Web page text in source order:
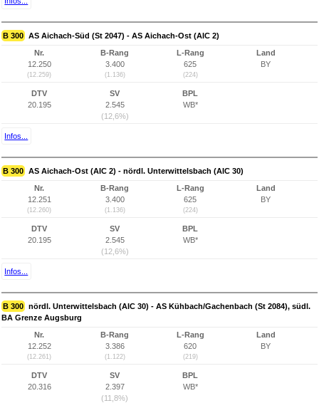
B 300 AS Aichach-Süd (St 2047) - AS Aichach-Ost (AIC 2)
Nr.
12.250
(12.259)
B-Rang
3.400
(1.136)
L-Rang
625
(224)
Land
BY
DTV
20.195
SV
2.545
(12,6%)
BPL
WB*
Infos...
B 300 AS Aichach-Ost (AIC 2) - nördl. Unterwittelsbach (AIC 30)
Nr.
12.251
(12.260)
B-Rang
3.400
(1.136)
L-Rang
625
(224)
Land
BY
DTV
20.195
SV
2.545
(12,6%)
BPL
WB*
Infos...
B 300 nördl. Unterwittelsbach (AIC 30) - AS Kühbach/Gachenbach (St 2084), südl.
BA Grenze Augsburg
Nr.
12.252
(12.261)
B-Rang
3.386
(1.122)
L-Rang
620
(219)
Land
BY
DTV
20.316
SV
2.397
(11,8%)
BPL
WB*